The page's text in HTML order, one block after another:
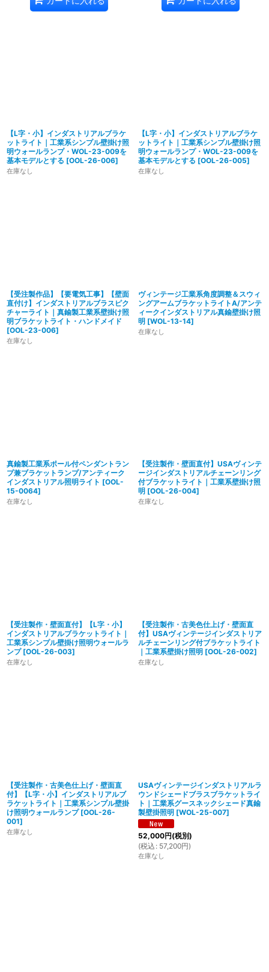
【L字・小】インダストリアルブラケ
ットライト｜工業系シンプル壁掛け照
明ウォールランプ・WOL-23-009を
基本モデルとする [OOL-26-006]
在庫なし
【L字・小】インダストリアルブラケ
ットライト｜工業系シンプル壁掛け照
明ウォールランプ・WOL-23-009を
基本モデルとする [OOL-26-005]
在庫なし
【受注製作品】【要電気工事】【壁面
直付け】インダストリアルブラスピク
チャーライト｜真鍮製工業系壁掛け照
明ブラケットライト・ハンドメイド
[OOL-23-006]
在庫なし
ヴィンテージ工業系角度調整＆スウィ
ングアームブラケットライトA/アンテ
ィークインダストリアル真鍮壁掛け照
明 [WOL-13-14]
在庫なし
真鍮製工業系ポール付ペンダントラン
プ兼ブラケットランプ/アンティーク
インダストリアル照明ライト [OOL-
15-0064]
在庫なし
【受注製作・壁面直付】USAヴィンテ
ージインダストリアルチェーンリング
付ブラケットライト｜工業系壁掛け照
明 [OOL-26-004]
在庫なし
【受注製作・壁面直付】【L字・小】
インダストリアルブラケットライト｜
工業系シンプル壁掛け照明ウォールラ
ンプ [OOL-26-003]
在庫なし
【受注製作・古美色仕上げ・壁面直
付】USAヴィンテージインダストリア
ルチェーンリング付ブラケットライト
｜工業系壁掛け照明 [OOL-26-002]
在庫なし
【受注製作・古美色仕上げ・壁面直
付】【L字・小】インダストリアルブ
ラケットライト｜工業系シンプル壁掛
け照明ウォールランプ [OOL-26-
001]
在庫なし
USAヴィンテージインダストリアルラ
ウンドシェードブラスブラケットライ
ト｜工業系グースネックシェード真鍮
製壁掛照明 [WOL-25-007]
52,000円(税別)
(税込 : 57,200円)
在庫なし